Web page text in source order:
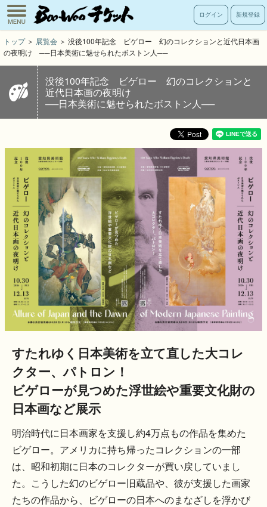
toggle
navigation
ログイン 新規登録
トップ＞ 展覧会 ＞ 没後100年記念 ビゲロー 幻のコレクションと近代日本画
の夜明け ──日本美術に魅せられたボストン人──
没後100年記念 ビゲロー 幻のコレクションと
近代日本画の夜明け
──日本美術に魅せられたボストン人──
すたれゆく日本美術を立て直した大コレ
クター、パトロン！
ビゲローが見つめた浮世絵や重要文化財の
日本画など展示
明治時代に日本画家を支援し約4万点もの作品を集めた
ビゲロー。アメリカに持ち帰ったコレクションの一部
は、昭和初期に日本のコレクターが買い戻していまし
た。こうした幻のビゲロー旧蔵品や、彼が支援した画家
たちの作品から、ビゲローの日本へのまなざしを浮かび